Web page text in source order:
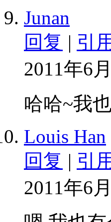
Junan
回复 | 引
2011年6
哈哈~我
Louis Han
回复 | 引
2011年6